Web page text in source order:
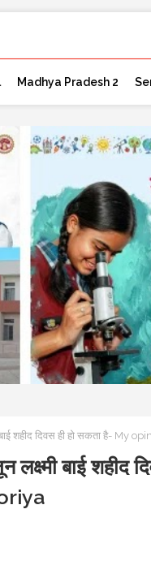
Madhya Pradesh 2
बाई शहीद दिवस ही हो सकता है-
बाई शहीद